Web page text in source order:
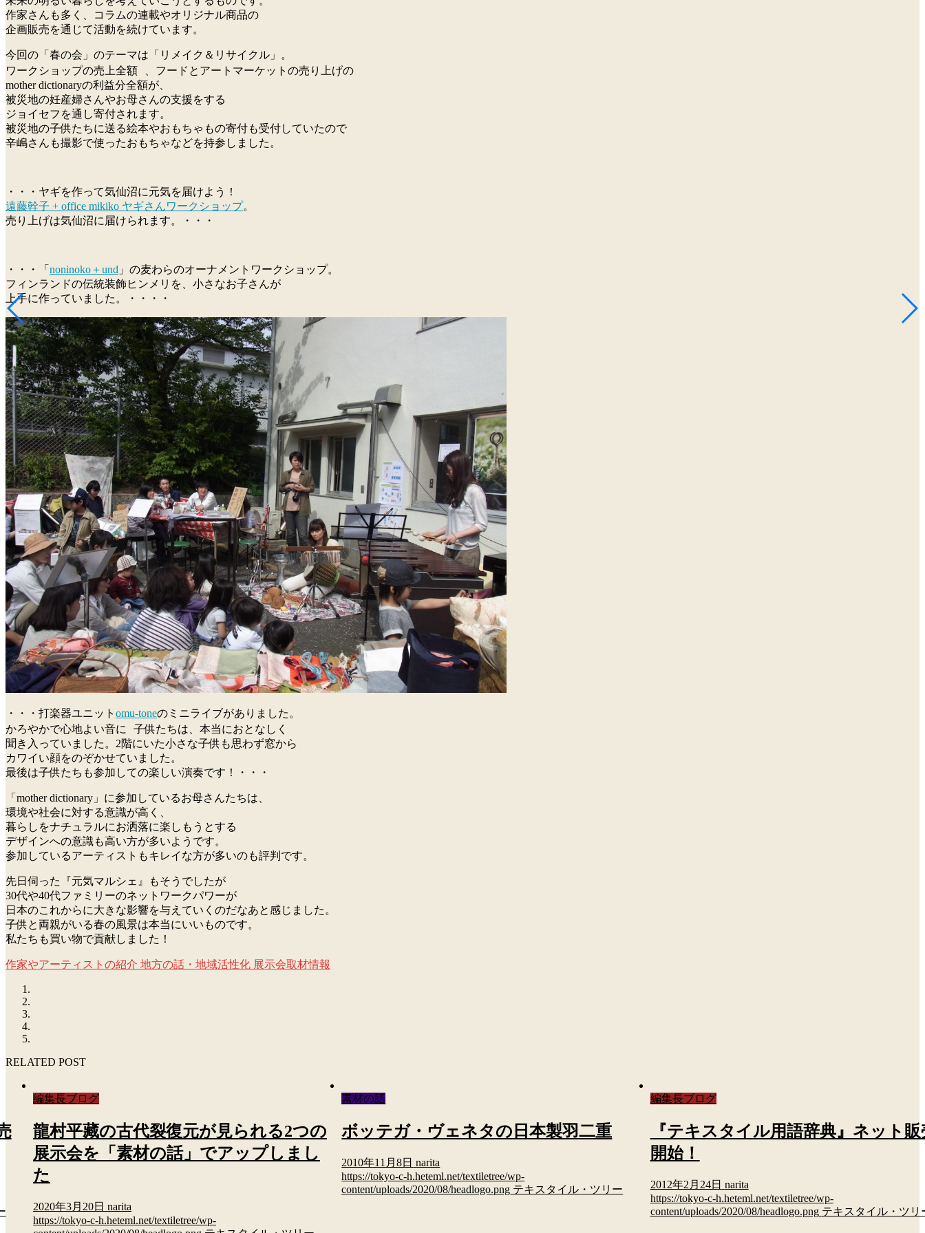
作家さんも多く、コラムの連載やオリジナル商品の
企画販売を通じて活動を続けています。
今回の「春の会」のテーマは「リメイク＆リサイクル」。
ワークショップの売上全額 、フードとアートマーケットの売り上げの
mother dictionaryの利益分全額が、
被災地の妊産婦さんやお母さんの支援をする
ジョイセフを通し寄付されます。
被災地の子供たちに送る絵本やおもちゃもの寄付も受付していたので
辛嶋さんも撮影で使ったおもちゃなどを持参しました。
・・・ヤギを作って気仙沼に元気を届けよう！
遠藤幹子 + office mikiko ヤギさんワークショップ。
売り上げは気仙沼に届けられます。・・・
・・・「 noninoko＋und 」の麦わらのオーナメントワークショップ。
フィンランドの伝統装飾ヒンメリを、小さなお子さんが
上手に作っていました。・・・・
・・・打楽器ユニット omu-toneのミニライブがありました。
かろやかで心地よい音に 子供たちは、本当におとなしく
聞き入っていました。2階にいた小さな子供も思わず窓から
カワイい顔をのぞかせていました。
最後は子供たちも参加しての楽しい演奏です！・・・
「mother dictionary」に参加しているお母さんたちは、
環境や社会に対する意識が高く、
暮らしをナチュラルにお洒落に楽しもうとする
デザインへの意識も高い方が多いようです。
参加しているアーティストもキレイな方が多いのも評判です。
先日伺った『元気マルシェ』もそうでしたが
30代や40代ファミリーのネットワークパワーが
日本のこれからに大きな影響を与えていくのだなあと感じました。
子供と両親がいる春の風景は本当にいいものです。
私たちも買い物で貢献しました！
作家やアーティストの紹介 地方の話・地域活性化 展示会取材情報
RELATED POST
編集長ブログ
龍村平藏の古代裂復元が見られる2つの
展示会を「素材の話」でアップしまし
た
2020年3月20日 narita
https://tokyo-c-h.heteml.net/textiletree/wp-
素材の話
ボッテガ・ヴェネタの日本製羽二重
2010年11月8日 narita
https://tokyo-c-h.heteml.net/textiletree/wp-
content/uploads/2020/08/headlogo.png テキスタイル・ツリー
編集長ブログ
『テキスタイル用語辞典』ネット販
開始！
2012年2月24日 narita
https://tokyo-c-h.heteml.net/textiletree/wp-
content/uploads/2020/08/headlogo.png テキスタイル・ツリ